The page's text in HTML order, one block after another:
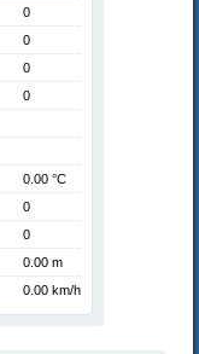
0
0
0
0
0.00 °C
0
0
0.00 m
0.00 km/h